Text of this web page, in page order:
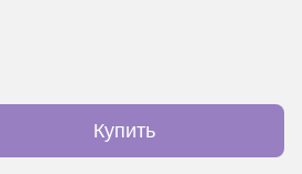
Купить